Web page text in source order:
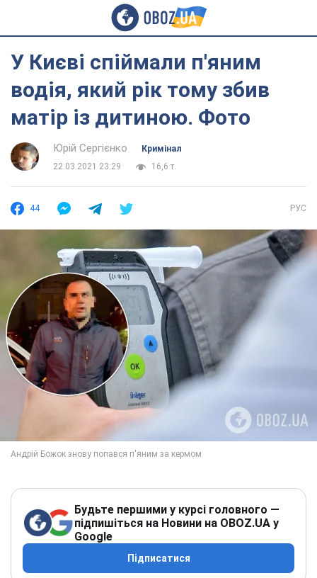
У Києві спіймали п'яним
водія, який рік тому збив
матір із дитиною. Фото
Юрій Сергієнко
Кримінал
22.03.2021 23:29
16,6 т.
44 РУС
Будьте першими у курсі головного —
підпишіться на Новини на OBOZ.UA у
Google
Підписатися